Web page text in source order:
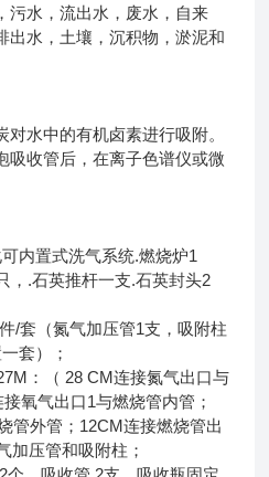
污水，流出水，废水，自来
出水，土壤，沉积物，淤泥和
水中的有机卤素进行吸附。
吸收管后，在离子色谱仪或微
内置式洗气系统.燃烧炉1
，.石英推杆一支.石英封头2
/套（氮气加压管1支，吸附柱
套）；
：（ 28 CM连接氮气出口与
氧气出口1与燃烧管内管；
管外管；12CM连接燃烧管出
加压管和吸附柱；